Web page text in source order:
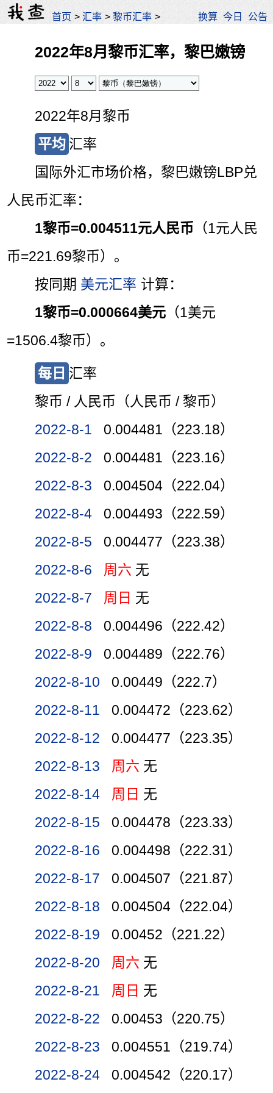
首页 >汇率 >黎币汇率 > 换算 今日 公告
2022年8月黎币汇率，黎巴嫩镑
2022年8月黎币
平均 汇率
国际外汇市场价格，黎巴嫩镑LBP兑
人民币汇率：
1黎币=0.004511元人民币 （1元人民
币=221.69黎币）。
按同期 美元汇率 计算：
1黎币=0.000664美元 （1美元
=1506.4黎币）。
每日 汇率
黎币 / 人民币（人民币 / 黎币）
2022-8-1
0.004481（223.18）
2022-8-2
0.004481（223.16）
2022-8-3
0.004504（222.04）
2022-8-4
0.004493（222.59）
2022-8-5
0.004477（223.38）
2022-8-6
周六 无
2022-8-7
周日 无
2022-8-8
0.004496（222.42）
2022-8-9
0.004489（222.76）
2022-8-10
0.00449（222.7）
2022-8-11
0.004472（223.62）
2022-8-12
0.004477（223.35）
2022-8-13
周六 无
2022-8-14
周日 无
2022-8-15
0.004478（223.33）
2022-8-16
0.004498（222.31）
2022-8-17
0.004507（221.87）
2022-8-18
0.004504（222.04）
2022-8-19
0.00452（221.22）
2022-8-20
周六 无
2022-8-21
周日 无
2022-8-22
0.00453（220.75）
2022-8-23
0.004551（219.74）
2022-8-24
0.004542（220.17）